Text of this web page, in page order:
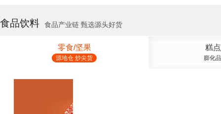
食品饮料 食品产业链 甄选源头好货
零食/坚果
源地仓 炒尖货
糕
膨化